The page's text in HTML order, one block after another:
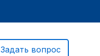
Задать вопрос